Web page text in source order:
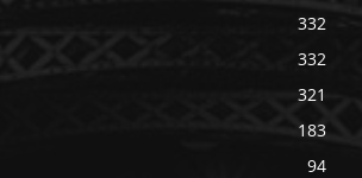
332
332
321
183
94